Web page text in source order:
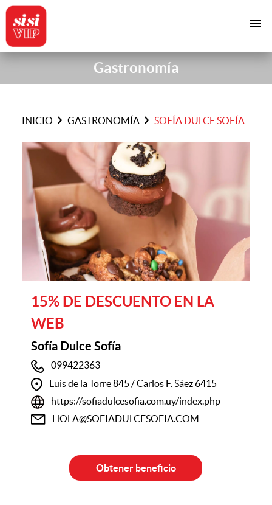
menu
Gastronomía
INICIO chevron_right GASTRONOMÍAchevron_right SOFÍA DULCE SOFÍA
15% DE DESCUENTO EN LA
WEB
Sofía Dulce Sofía
099422363
Luis de la Torre 845 / Carlos F. Sáez 6415
https://sofiadulcesofia.com.uy/index.php
HOLA@SOFIADULCESOFIA.COM
Obtener beneficio